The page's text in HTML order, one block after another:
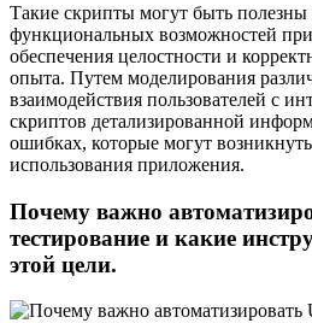
Такие скрипты могут быть полезны
функциональных возможностей
обеспечения целостности и
опыта. Путем моделирования
взаимодействия пользователей с
скриптов детализированной
ошибках, которые могут
использования приложения.
Почему важно
тестирование и какие
этой цели.